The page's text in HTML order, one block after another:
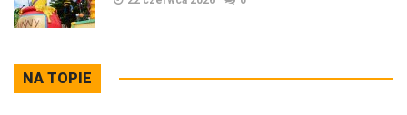
NA TOPIE